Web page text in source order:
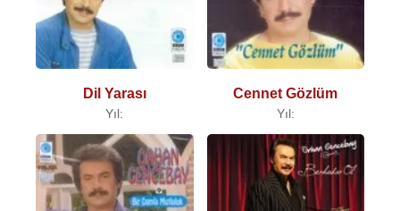
Dil Yarası
Yıl:
Cennet Gözlüm
Yıl: